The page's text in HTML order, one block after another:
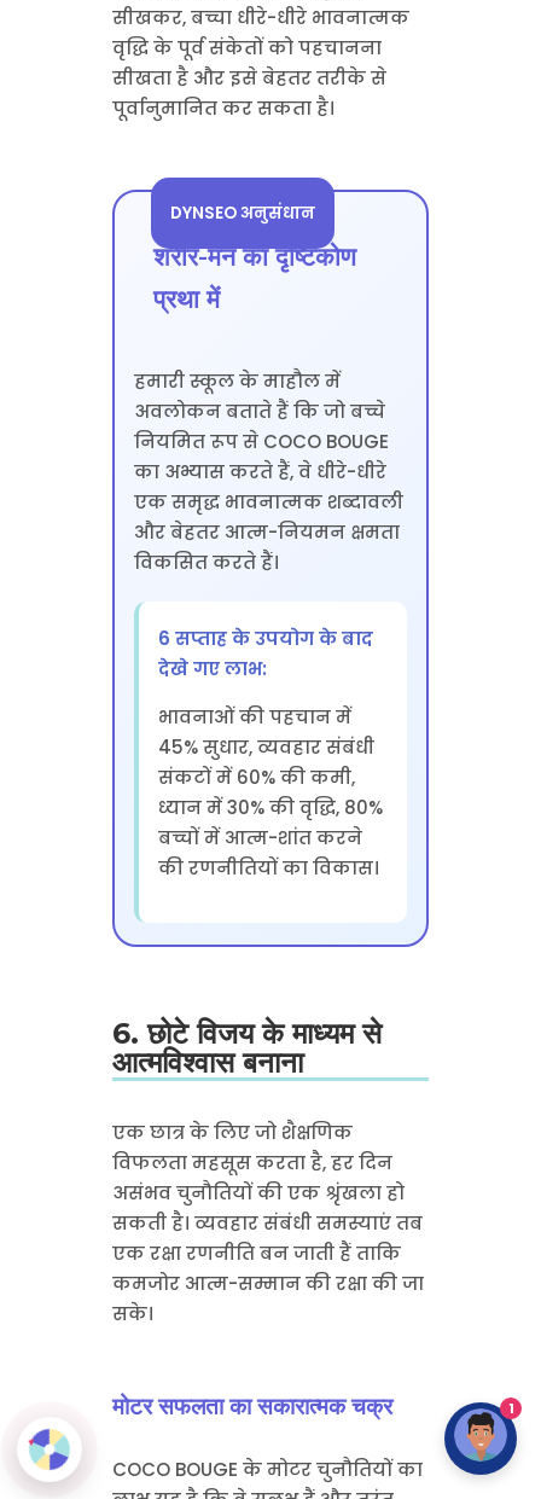
सीखकर, बच्चा धीरे-धीरे भावनात्मक
वृद्धि के पूर्व संकेतों को पहचानना
सीखता है और इसे बेहतर तरीके से
पूर्वानुमानित कर सकता है।
DYNSEO अनुसंधान
शरीर-मन का दृष्टिकोण
प्रथा में
हमारी स्कूल के माहौल में
अवलोकन बताते हैं कि जो बच्चे
नियमित रूप से COCO BOUGE
का अभ्यास करते हैं, वे धीरे-धीरे
एक समृद्ध भावनात्मक शब्दावली
और बेहतर आत्म-नियमन क्षमता
विकसित करते हैं।
6 सप्ताह के उपयोग के बाद
देखे गए लाभ:
भावनाओं की पहचान में
45% सुधार, व्यवहार संबंधी
संकटों में 60% की कमी,
ध्यान में 30% की वृद्धि, 80%
बच्चों में आत्म-शांत करने
की रणनीतियों का विकास।
6. छोटे विजय के माध्यम से
आत्मविश्वास बनाना
एक छात्र के लिए जो शैक्षणिक
विफलता महसूस करता है, हर दिन
असंभव चुनौतियों की एक श्रृंखला हो
सकती है। व्यवहार संबंधी समस्याएं तब
एक रक्षा रणनीति बन जाती हैं ताकि
कमजोर आत्म-सम्मान की रक्षा की जा
सके।
मोटर सफलता का सकारात्मक चक्र
COCO BOUGE के मोटर चुनौतियों का
1